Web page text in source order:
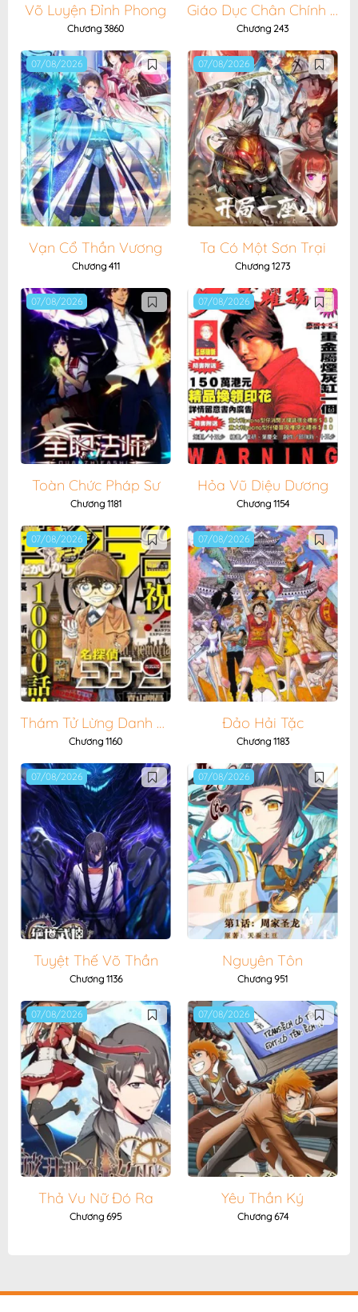
Võ Luyện Đỉnh Phong
Chương 3860
Giáo Dục Chân Chính - Get Schooled
Chương 243
07/08/2026
Vạn Cổ Thần Vương
Chương 411
07/08/2026
Ta Có Một Sơn Trại
Chương 1273
07/08/2026
Toàn Chức Pháp Sư
Chương 1181
07/08/2026
Hỏa Vũ Diệu Dương
Chương 1154
07/08/2026
Thám Tử Lừng Danh Conan
Chương 1160
07/08/2026
Đảo Hải Tặc
Chương 1183
07/08/2026
Tuyệt Thế Võ Thần
Chương 1136
07/08/2026
Nguyên Tôn
Chương 951
07/08/2026
Thả Vu Nữ Đó Ra
Chương 695
07/08/2026
Yêu Thần Ký
Chương 674